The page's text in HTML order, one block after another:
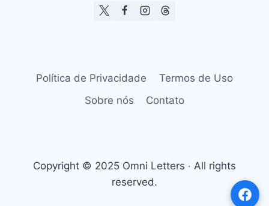
Política de Privacidade
Termos de Uso
Sobre nós
Contato
Copyright © 2025 Omni Letters ‧ All rights
reserved.